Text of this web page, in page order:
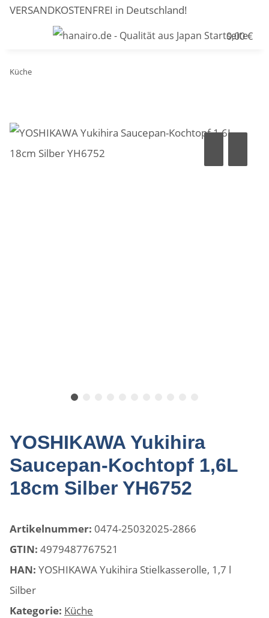
VERSANDKOSTENFREI in Deutschland!
0,00 €
Küche
YOSHIKAWA Yukihira
Saucepan-Kochtopf 1,6L
18cm Silber YH6752
Artikelnummer: 0474-25032025-2866
GTIN: 4979487767521
HAN: YOSHIKAWA Yukihira Stielkasserolle, 1,7 l
Silber
Kategorie: Küche